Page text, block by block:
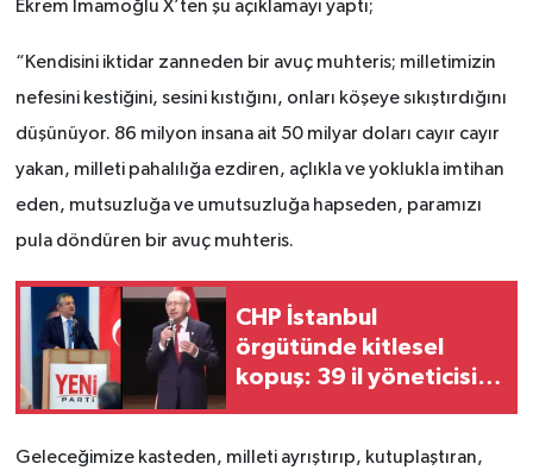
Ekrem İmamoğlu X’ten şu açıklamayı yaptı;
“Kendisini iktidar zanneden bir avuç muhteris; milletimizin
nefesini kestiğini, sesini kıstığını, onları köşeye sıkıştırdığını
düşünüyor. 86 milyon insana ait 50 milyar doları cayır cayır
yakan, milleti pahalılığa ezdiren, açlıkla ve yoklukla imtihan
eden, mutsuzluğa ve umutsuzluğa hapseden, paramızı
pula döndüren bir avuç muhteris.
CHP İstanbul
örgütünde kitlesel
kopuş: 39 il yöneticisi
Geleceğimize kasteden, milleti ayrıştırıp, kutuplaştıran,